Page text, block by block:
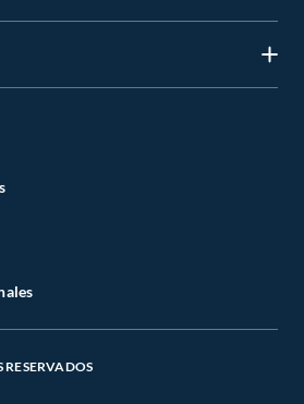
RESERVADOS